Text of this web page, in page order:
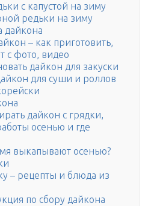
с капустой на зиму
редьки на зиму
дайкона
– как приготовить,
с фото, видео
дайкон для закуски
для суши и роллов
дайкон с грядки,
осенью и где
выкапывают осенью?
– рецепты и блюда из
по сбору дайкона